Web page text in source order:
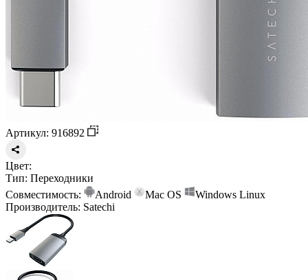
Артикул: 916892
Цвет:
Тип: Переходники
Совместимость:
Android Mac OS Windows Linux
Производитель: Satechi